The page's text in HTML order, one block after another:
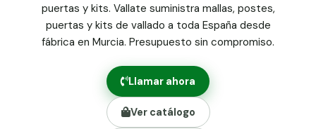
Panel malla H.
Poste malla Hércules
Poste malla simple torsión
Alambre de espino galvanizado
Alambre liso galvanizado
Malla ocultación 70 g/m² verde
Abrazadera PVC malla H.
puertas y kits. Vallate suministra mallas, postes,
puertas y kits de vallado a toda España desde
fábrica en Murcia. Presupuesto sin compromiso.
Llamar ahora
Ver catálogo